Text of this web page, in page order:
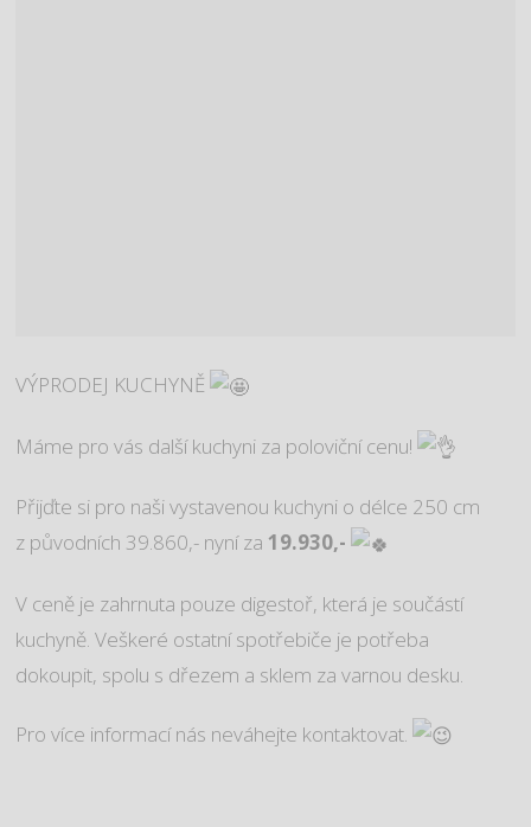
VÝPRODEJ KUCHYNĚ
Máme pro vás další kuchyni za poloviční cenu!
Přijďte si pro naši vystavenou kuchyni o délce 250 cm
z původních 39.860,- nyní za 19.930,-
V ceně je zahrnuta pouze digestoř, která je součástí
kuchyně. Veškeré ostatní spotřebiče je potřeba
dokoupit, spolu s dřezem a sklem za varnou desku.
Pro více informací nás neváhejte kontaktovat.